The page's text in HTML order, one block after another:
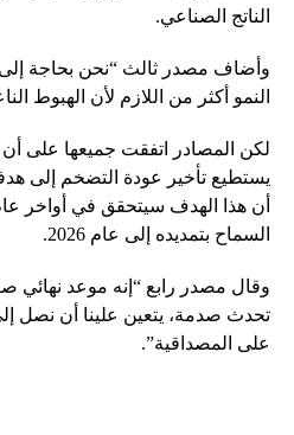
الناتج الصناعي.
وأضاف مصدر ثالث “نحن بحاجة إلى
النمو أكثر من اللازم لأن الهبوط
لكن المصادر اتفقت جميعها على أن
السماح بتمديده إلى عام 2026.
وقال مصدر رابع “إنه موعد نهائي
تحدث صدمة، يتعين علينا أن نصل
على المصداقية”.